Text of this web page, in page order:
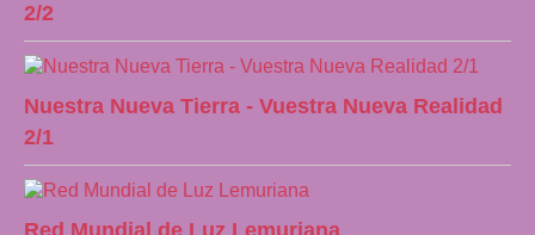
2/2
Nuestra Nueva Tierra - Vuestra Nueva Realidad
2/1
Red Mundial de Luz Lemuriana